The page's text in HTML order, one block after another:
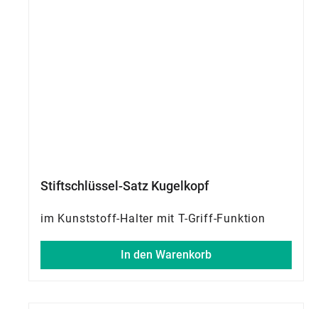
Stiftschlüssel-Satz Kugelkopf
im Kunststoff-Halter mit T-Griff-Funktion
In den Warenkorb